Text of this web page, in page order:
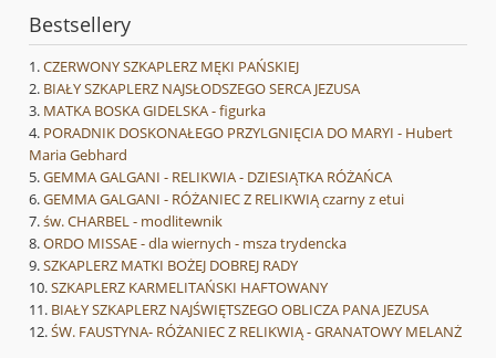
Bestsellery
CZERWONY SZKAPLERZ MĘKI PAŃSKIEJ
BIAŁY SZKAPLERZ NAJSŁODSZEGO SERCA JEZUSA
MATKA BOSKA GIDELSKA - figurka
PORADNIK DOSKONAŁEGO PRZYLGNIĘCIA DO MARYI - Hubert
Maria Gebhard
GEMMA GALGANI - RELIKWIA - DZIESIĄTKA RÓŻAŃCA
GEMMA GALGANI - RÓŻANIEC Z RELIKWIĄ czarny z etui
św. CHARBEL - modlitewnik
ORDO MISSAE - dla wiernych - msza trydencka
SZKAPLERZ MATKI BOŻEJ DOBREJ RADY
SZKAPLERZ KARMELITAŃSKI HAFTOWANY
BIAŁY SZKAPLERZ NAJŚWIĘTSZEGO OBLICZA PANA JEZUSA
ŚW. FAUSTYNA- RÓŻANIEC Z RELIKWIĄ - GRANATOWY MELANŻ